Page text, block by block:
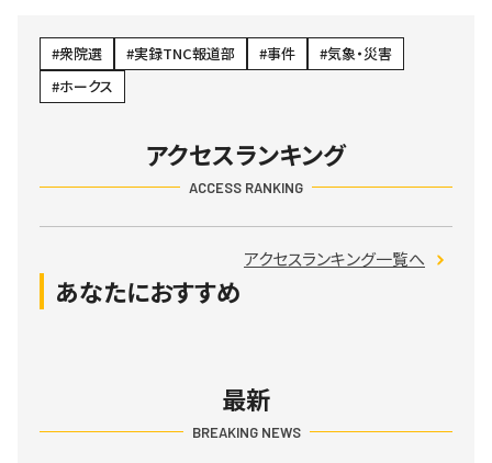
衆院選 実録TNC報道部 事件
気象・災害
ホークス
アクセスランキング
ACCESS RANKING
アクセスランキング一覧へ
あなたにおすすめ
最新
BREAKING NEWS